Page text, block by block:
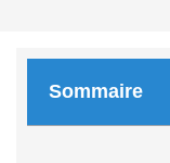
Sommaire